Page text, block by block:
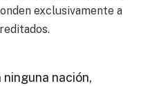
exclusivamente a
ninguna nación,